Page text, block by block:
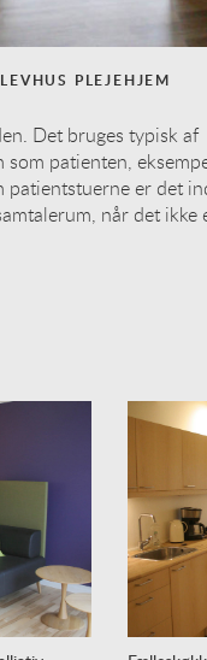
PLEJEHJEM
Det bruges typisk af
patienten,
patientstuerne er det
når det ikke